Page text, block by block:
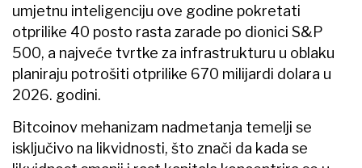
umjetnu inteligenciju ove godine pokretati
otprilike 40 posto rasta zarade po dionici S&P
500, a najveće tvrtke za infrastrukturu u oblaku
planiraju potrošiti otprilike 670 milijardi dolara u
2026. godini.
Bitcoinov mehanizam nadmetanja temelji se
isključivo na likvidnosti, što znači da kada se